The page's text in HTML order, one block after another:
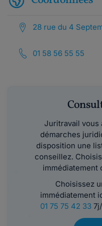
28 rue du 4
01 58 56 55 55
Juritravail vous
démarches
disposition une
conseillez.
immédiatement
Choisissez
immédiatement
01 75 75 42 337j/